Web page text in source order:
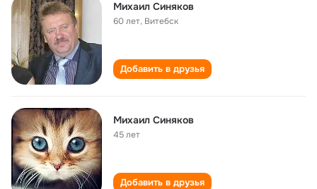
Михаил Синяков
60 лет, Витебск
Добавить в друзья
Михаил Синяков
45 лет
Добавить в друзья